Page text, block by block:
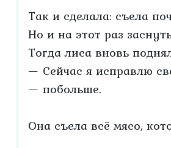
Так и сделала: съела
Но и на этот раз
Тогда лиса вновь
— Сейчас я исправлю
— побольше.
Она съела всё мясо,